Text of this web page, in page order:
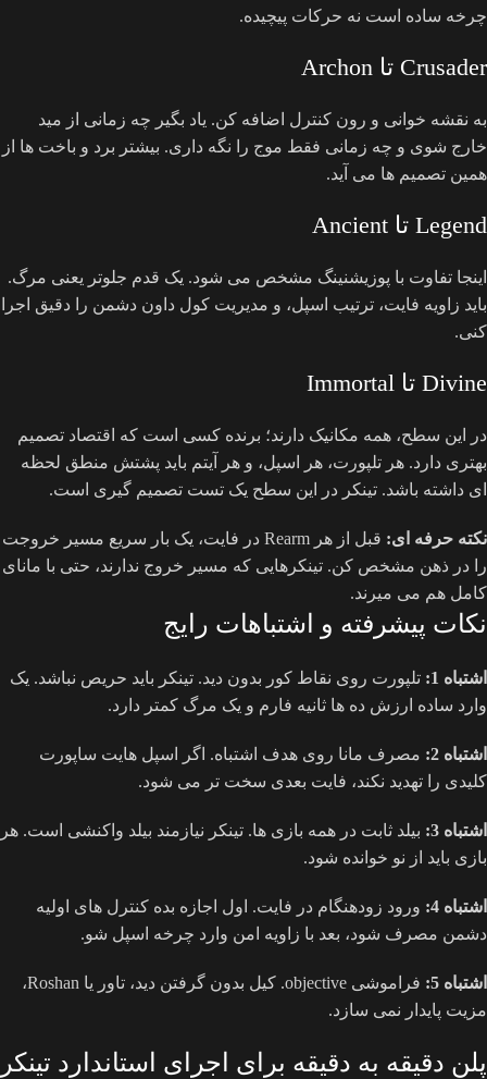
چرخه ساده است نه حرکات پیچیده.
Crusader تا Archon
به نقشه خوانی و رون کنترل اضافه کن. یاد بگیر چه زمانی از مید
خارج شوی و چه زمانی فقط موج را نگه داری. بیشتر برد و باخت ها از
همین تصمیم ها می آید.
Legend تا Ancient
اینجا تفاوت با پوزیشنینگ مشخص می شود. یک قدم جلوتر یعنی مرگ.
باید زاویه فایت، ترتیب اسپل، و مدیریت کول داون دشمن را دقیق اجرا
کنی.
Divine تا Immortal
در این سطح، همه مکانیک دارند؛ برنده کسی است که اقتصاد تصمیم
بهتری دارد. هر تلپورت، هر اسپل، و هر آیتم باید پشتش منطق لحظه
ای داشته باشد. تینکر در این سطح یک تست تصمیم گیری است.
نکته حرفه ای:
قبل از هر Rearm در فایت، یک بار سریع مسیر خروجت
را در ذهن مشخص کن. تینکرهایی که مسیر خروج ندارند، حتی با مانای
کامل هم می میرند.
نکات پیشرفته و اشتباهات رایج
اشتباه 1:
تلپورت روی نقاط کور بدون دید. تینکر باید حریص نباشد. یک
وارد ساده ارزش ده ها ثانیه فارم و یک مرگ کمتر دارد.
اشتباه 2:
مصرف مانا روی هدف اشتباه. اگر اسپل هایت ساپورت
کلیدی را تهدید نکند، فایت بعدی سخت تر می شود.
اشتباه 3:
بیلد ثابت در همه بازی ها. تینکر نیازمند بیلد واکنشی است. هر
بازی باید از نو خوانده شود.
اشتباه 4:
ورود زودهنگام در فایت. اول اجازه بده کنترل های اولیه
دشمن مصرف شود، بعد با زاویه امن وارد چرخه اسپل شو.
اشتباه 5:
فراموشی objective. کیل بدون گرفتن دید، تاور یا Roshan،
مزیت پایدار نمی سازد.
پلن دقیقه به دقیقه برای اجرای استاندارد تینکر